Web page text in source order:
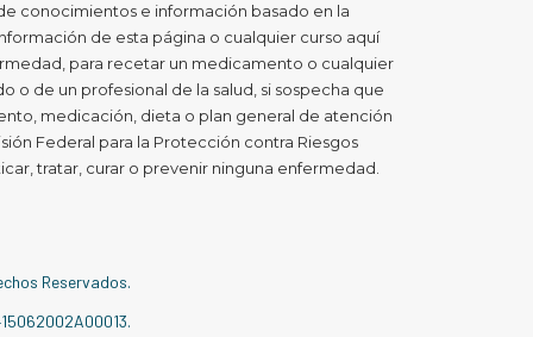
conocimientos e información basado en la
de esta página o cualquier curso aquí
para recetar un medicamento o cualquier
de un profesional de la salud, si sospecha que
medicación, dieta o plan general de atención
Federal para la Protección contra Riesgos
tratar, curar o prevenir ninguna enfermedad.
Reservados.